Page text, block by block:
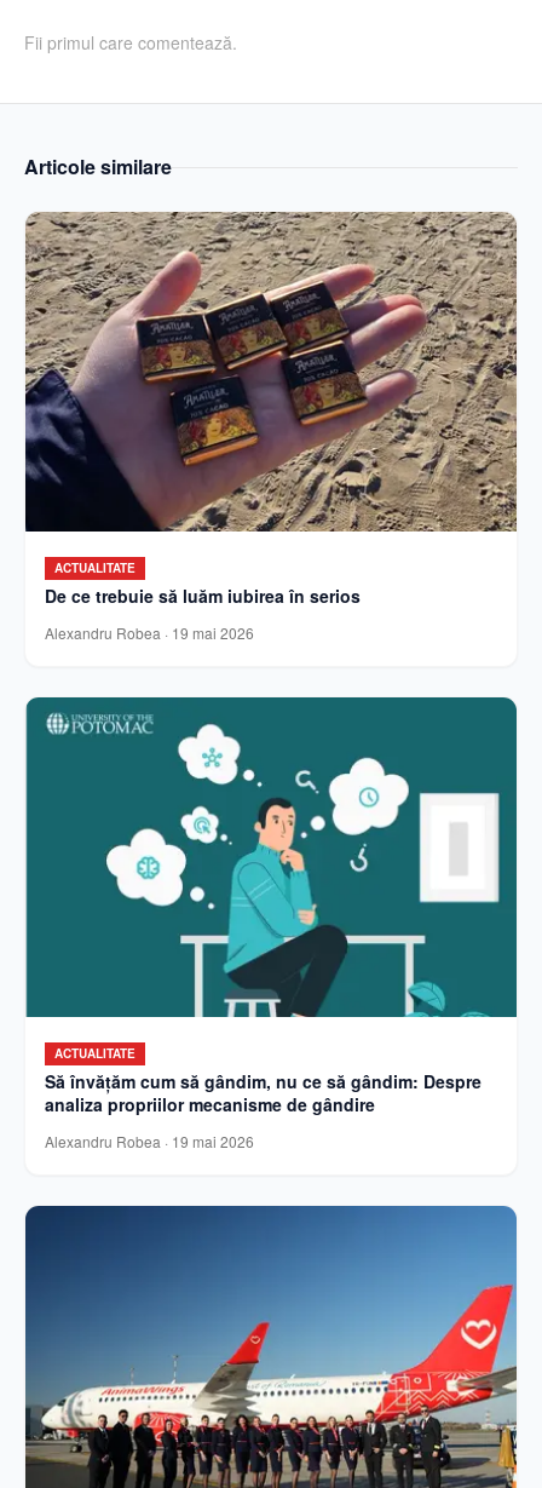
Fii primul care comentează.
Articole similare
ACTUALITATE
De ce trebuie să luăm iubirea în serios
Alexandru Robea · 19 mai 2026
ACTUALITATE
Să învățăm cum să gândim, nu ce să gândim: Despre
analiza propriilor mecanisme de gândire
Alexandru Robea · 19 mai 2026